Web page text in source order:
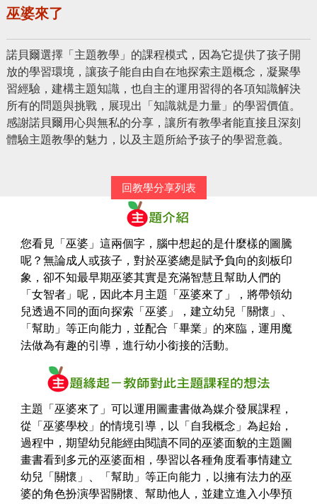
巫婆來了
諾貝爾選擇「主題教學」的課程模式，因為它提供了孩子開
放的學習環境，讓孩子能自由自在地探索主題概念，凝聚學
習經驗，建構主題知識，也自主的運用習得的各項知識解決
所有的問題與挑戰，展現出「知識就是力量」的學習價值。
感謝諾貝爾用心與無私的分享，讓所有教學者能直接且深刻
體驗主題教學的魅力，以及主題所給予孩子的學習意義。
回教學分享列表
您看見「巫婆」這兩個字，腦中想起的是什麼樣的圖騰
呢？無論成人或孩子，對於巫婆總是賦予負向的刻板印
象，卻不知最早期巫婆其實是充滿智慧且幫助人們的
「女智者」呢，因此本月主題「巫婆來了」，將帶領幼
兒透過不同的面向探索「巫婆」，建立幼兒「關懷」、
「幫助」等正向能力，並配合「畢業」的來臨，運用魔
法做為有趣的引導，進行幼小銜接的活動。
主題「巫婆來了」可以運用圖畫書做為媒介發展課程，
從「巫婆學校」的情境引導，以「自我概念」為起始，
過程中，期望幼兒能經由閱讀不同的巫婆面貌的主題圖
畫書看到多元的巫婆面相，學習以各種角度看事情建立
幼兒「關懷」、「幫助」等正向能力，以擁有法力的巫
婆的角色扮演學習關懷、幫助他人，並建立進入小學預